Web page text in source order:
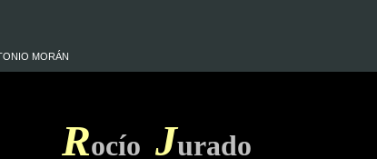
MORÁN
Rocío Jurado